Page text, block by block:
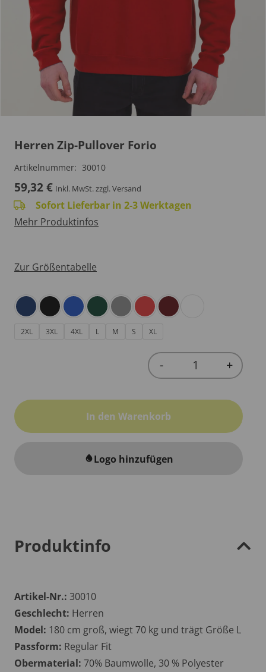
Herren Zip-Pullover Forio
Artikelnummer: 30010
59,32€ Inkl. MwSt.zzgl. Versand
Sofort Lieferbar in 2-3 Werktagen
Mehr Produktinfos
Zur Größentabelle
2XL 3XL 4XL L M S XL
Quantity
- +
In den Warenkorb
water_dropLogo hinzufügen
Produktinfo
Artikel-Nr.: 30010
Geschlecht: Herren
Model: 180 cm groß, wiegt 70 kg und trägt Größe L
Passform: Regular Fit
Obermaterial: 70% Baumwolle, 30 % Polyester